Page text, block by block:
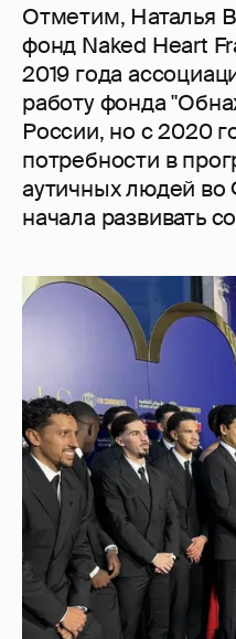
Отметим, Наталья
фонд Naked Heart
2019 года
работу фонда
России, но с 2020
потребности в
аутичных людей во
начала развивать